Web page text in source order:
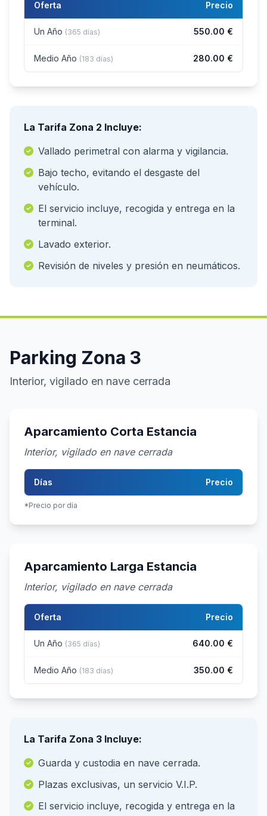
Oferta Precio
Un Año (365 días) 550.00 €
Medio Año (183 días) 280.00 €
La Tarifa Zona 2 Incluye:
Vallado perimetral con alarma y vigilancia.
Bajo techo, evitando el desgaste del
vehículo.
El servicio incluye, recogida y entrega en la
terminal.
Lavado exterior.
Revisión de niveles y presión en neumáticos.
Parking Zona 3
Interior, vigilado en nave cerrada
Aparcamiento Corta Estancia
Interior, vigilado en nave cerrada
Días Precio
*Precio por día
Aparcamiento Larga Estancia
Interior, vigilado en nave cerrada
Oferta Precio
Un Año (365 días) 640.00 €
Medio Año (183 días) 350.00 €
La Tarifa Zona 3 Incluye:
Guarda y custodia en nave cerrada.
Plazas exclusivas, un servicio V.I.P.
El servicio incluye, recogida y entrega en la